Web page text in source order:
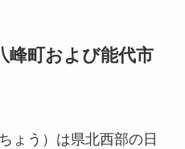
峰町および能代市
ょう）は県北西部の日